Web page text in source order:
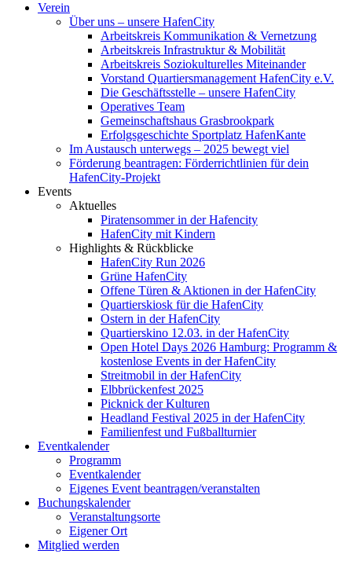
Verein
Über uns – unsere HafenCity
Arbeitskreis Kommunikation & Vernetzung
Arbeitskreis Infrastruktur & Mobilität
Arbeitskreis Soziokulturelles Miteinander
Vorstand Quartiersmanagement HafenCity e.V.
Die Geschäftsstelle – unsere HafenCity
Operatives Team
Gemeinschaftshaus Grasbrookpark
Erfolgsgeschichte Sportplatz HafenKante
Im Austausch unterwegs – 2025 bewegt viel
Förderung beantragen: Förderrichtlinien für dein
HafenCity-Projekt
Events
Aktuelles
Piratensommer in der Hafencity
HafenCity mit Kindern
Highlights & Rückblicke
HafenCity Run 2026
Grüne HafenCity
Offene Türen & Aktionen in der HafenCity
Quartierskiosk für die HafenCity
Ostern in der HafenCity
Quartierskino 12.03. in der HafenCity
Open Hotel Days 2026 Hamburg: Programm &
kostenlose Events in der HafenCity
Streitmobil in der HafenCity
Elbbrückenfest 2025
Picknick der Kulturen
Headland Festival 2025 in der HafenCity
Familienfest und Fußballturnier
Eventkalender
Programm
Eventkalender
Eigenes Event beantragen/veranstalten
Buchungskalender
Veranstaltungsorte
Eigener Ort
Mitglied werden